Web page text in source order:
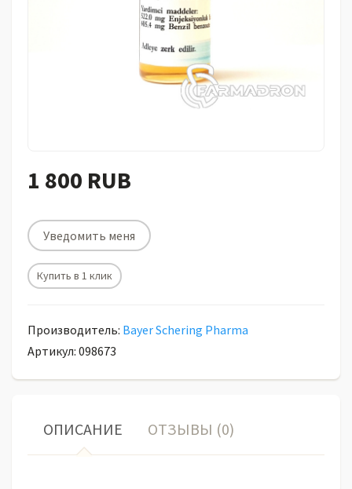
1 800 RUB
Уведомить меня
Купить в 1 клик
Производитель: Bayer Schering Pharma
Артикул: 098673
ОПИСАНИЕ ОТЗЫВЫ (0)